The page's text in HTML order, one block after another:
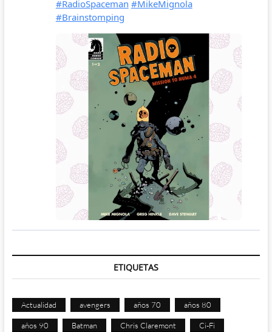
ETIQUETAS
Actualidad avengers años 70 años 80
años 90 Batman Chris Claremont Ci-Fi